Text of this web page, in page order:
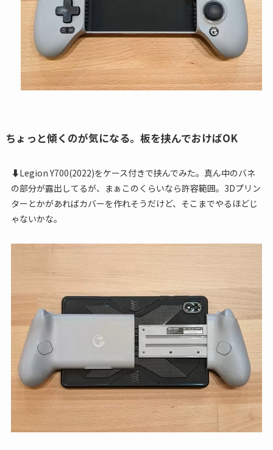
ちょっと傾くのが気になる。板を挟んでおけばOK
⬇Legion Y700(2022)をケース付きで挟んでみた。真ん中のバネ
の部分が露出してるが、まぁこのくらいなら許容範囲。3Dプリン
ターとかがあればカバーを作れそうだけど、そこまでやるほどじ
ゃないかな。